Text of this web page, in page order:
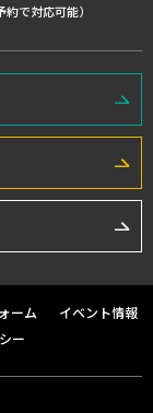
で対応可能）
ーム
イベント情報
ー